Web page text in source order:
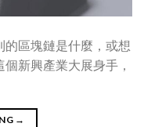
區塊鏈是什麼，或想
新興產業大展身手，
→